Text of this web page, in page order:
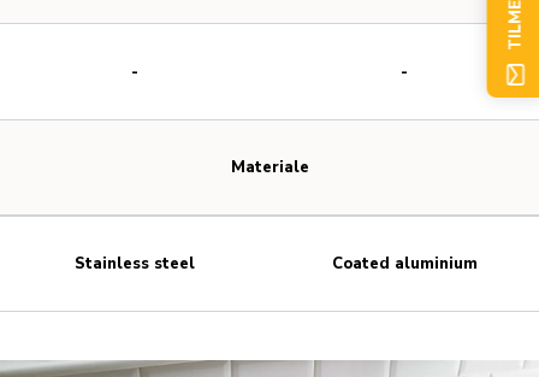
Materiale
-
Stainless steel
-
Coated aluminium